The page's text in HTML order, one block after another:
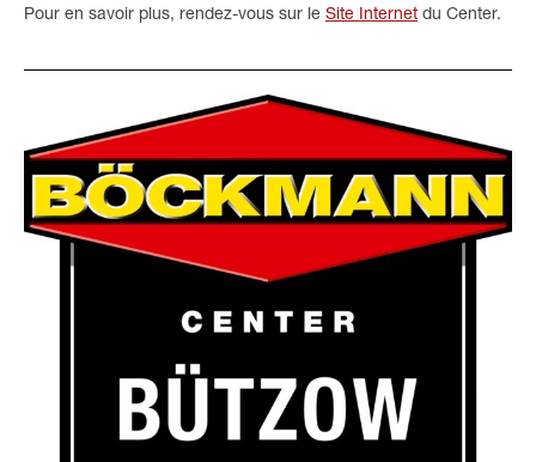
Pour en savoir plus, rendez-vous sur le Site Internet du Center.